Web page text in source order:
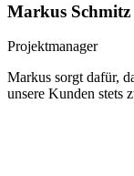
Markus Schmitz
Projektmanager
Markus sorgt dafür,
unsere Kunden stets